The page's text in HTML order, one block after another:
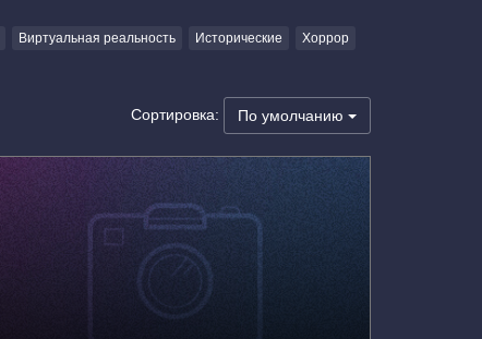
Виртуальная реальность Исторические Хоррор
Сортировка: По умолчанию
г. Зеленоград, Панфиловский проспект, 6А